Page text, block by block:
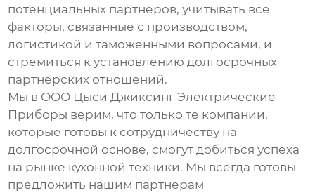
потенциальных партнеров, учитывать все
факторы, связанные с производством,
логистикой и таможенными вопросами, и
стремиться к установлению долгосрочных
партнерских отношений.
Мы в ООО Цыси Джиксинг Электрические
Приборы верим, что только те компании,
которые готовы к сотрудничеству на
долгосрочной основе, смогут добиться успеха
на рынке кухонной техники. Мы всегда готовы
предложить нашим партнерам